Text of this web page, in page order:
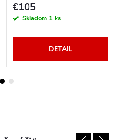
€105
Skladom 1 ks
DETAIL